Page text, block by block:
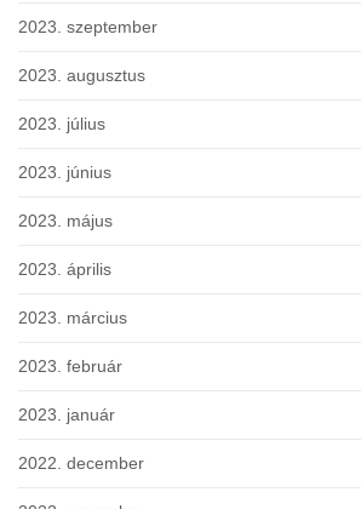
2023. szeptember
2023. augusztus
2023. július
2023. június
2023. május
2023. április
2023. március
2023. február
2023. január
2022. december